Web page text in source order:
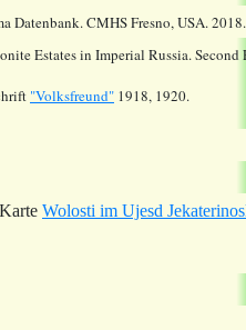
Datenbank. CMHS Fresno, USA.
Estates in Imperial Russia.
"Volksfreund" 1918, 1920.
Wolosti im Ujesd